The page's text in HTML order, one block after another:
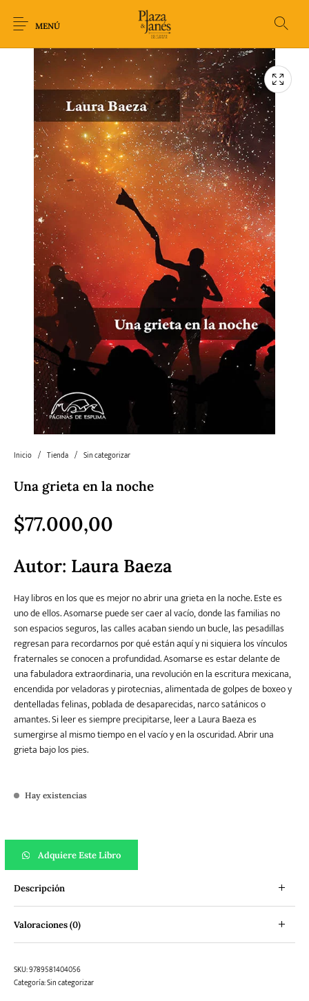
MENÚ
Novedades Arqueología Arte Biografía
Ciencia Crimen Thriller Cuento Ecolibros
Fantasía Ficción Filosofía Gastronomía
Historia Horror
Humor gráfico-
Comic
Literatura infantil
Literatura juvenil
Literatura
universal y Clásicos
Pedagogía Poesía
Política Salud y Bienestar
Inicio / Tienda / Sin categorizar
Una grieta en la noche
$77.000,00
Autor: Laura Baeza
Hay libros en los que es mejor no abrir una grieta en la noche. Este es
uno de ellos. Asomarse puede ser caer al vacío, donde las familias no
son espacios seguros, las calles acaban siendo un bucle, las pesadillas
regresan para recordarnos por qué están aquí y ni siquiera los vínculos
fraternales se conocen a profundidad. Asomarse es estar delante de
una fabuladora extraordinaria, una revolución en la escritura mexicana,
encendida por veladoras y pirotecnias, alimentada de golpes de boxeo y
dentelladas felinas, poblada de desaparecidas, narco satánicos o
amantes. Si leer es siempre precipitarse, leer a Laura Baeza es
sumergirse al mismo tiempo en el vacío y en la oscuridad. Abrir una
grieta bajo los pies.
Hay existencias
Adquiere Este Libro
Descripción
Valoraciones (0)
SKU:9789581404056
Categoría:Sin categorizar